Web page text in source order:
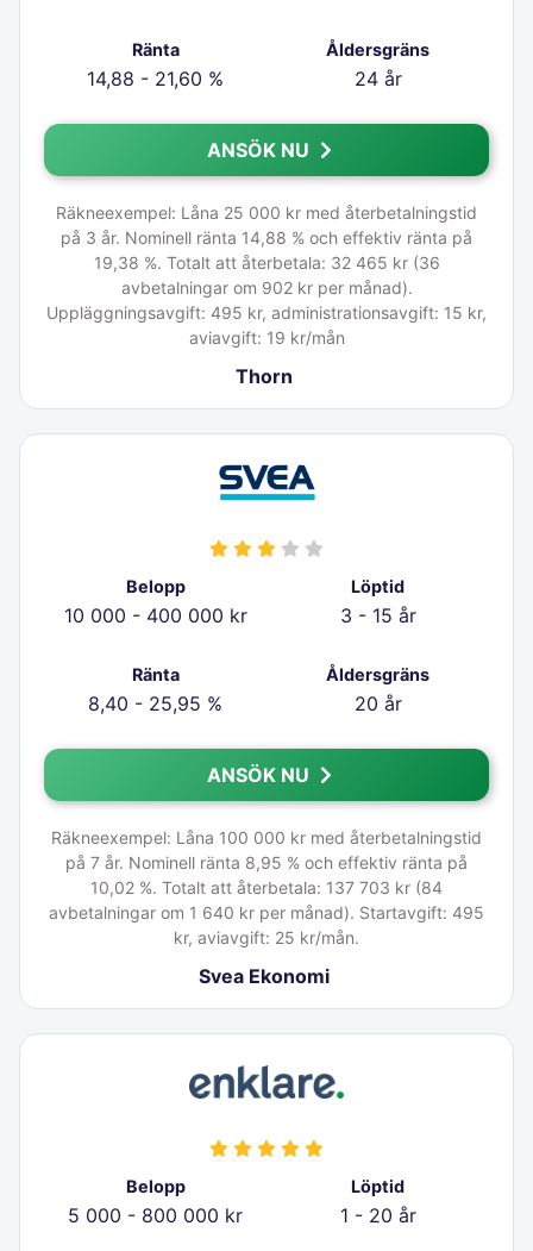
Ränta
14,88 - 21,60 %
Åldersgräns
24 år
ANSÖK NU
Räkneexempel: Låna 25 000 kr med återbetalningstid
på 3 år. Nominell ränta 14,88 % och effektiv ränta på
19,38 %. Totalt att återbetala: 32 465 kr (36
avbetalningar om 902 kr per månad).
Uppläggningsavgift: 495 kr, administrationsavgift: 15 kr,
aviavgift: 19 kr/mån
Thorn
Belopp
10 000 - 400 000 kr
Löptid
3 - 15 år
Ränta
8,40 - 25,95 %
Åldersgräns
20 år
ANSÖK NU
Räkneexempel: Låna 100 000 kr med återbetalningstid
på 7 år. Nominell ränta 8,95 % och effektiv ränta på
10,02 %. Totalt att återbetala: 137 703 kr (84
avbetalningar om 1 640 kr per månad). Startavgift: 495
kr, aviavgift: 25 kr/mån.
Svea Ekonomi
Belopp
5 000 - 800 000 kr
Löptid
1 - 20 år